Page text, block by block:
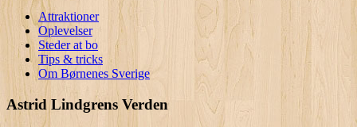
Attraktioner
Oplevelser
Steder at bo
Tips & tricks
Om Børnenes Sverige
Astrid Lindgrens Verden